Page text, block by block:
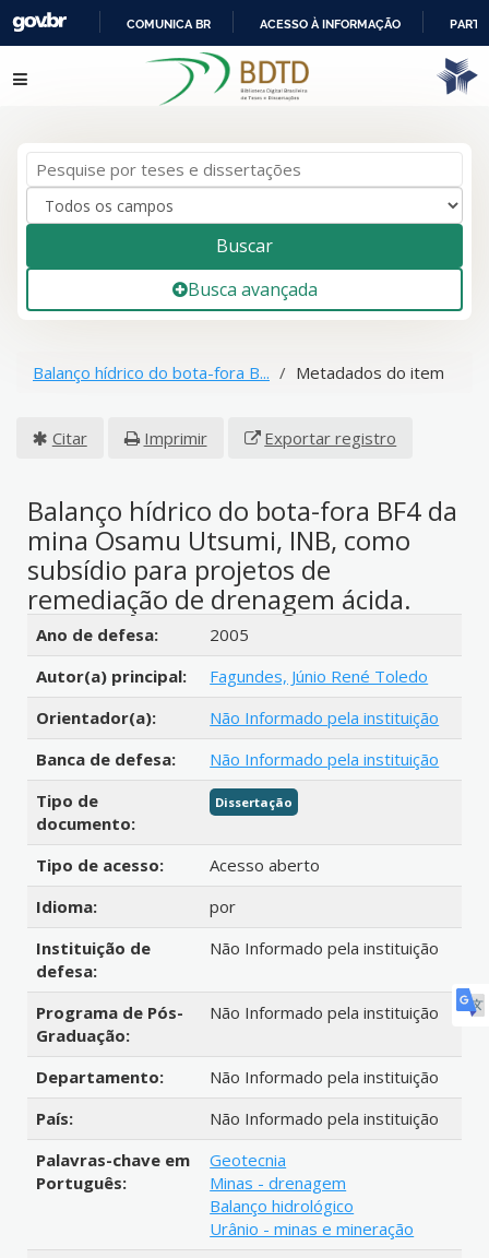
IR
PARA
COMUNICA BR ACESSO À INFORMAÇÃO
Pular para o conteúdo
Buscar
Busca avançada
Balanço hídrico do bota-fora B... Metadados do item
Citar Imprimir Exportar registro
Balanço hídrico do bota-fora BF4 da
mina Osamu Utsumi, INB, como
subsídio para projetos de
remediação de drenagem ácida.
Detalhes bibliográficos
Ano de defesa:
2005
Autor(a) principal:
Fagundes, Júnio René Toledo
Orientador(a):
Não Informado pela instituição
Banca de defesa:
Não Informado pela instituição
Tipo de
documento:
Dissertação
Tipo de acesso:
Acesso aberto
Idioma:
por
Instituição de
defesa:
Não Informado pela instituição
Programa de Pós-
Graduação:
Não Informado pela instituição
Departamento:
Não Informado pela instituição
País:
Não Informado pela instituição
Palavras-chave em
Português:
Geotecnia
Minas - drenagem
Balanço hidrológico
Urânio - minas e mineração